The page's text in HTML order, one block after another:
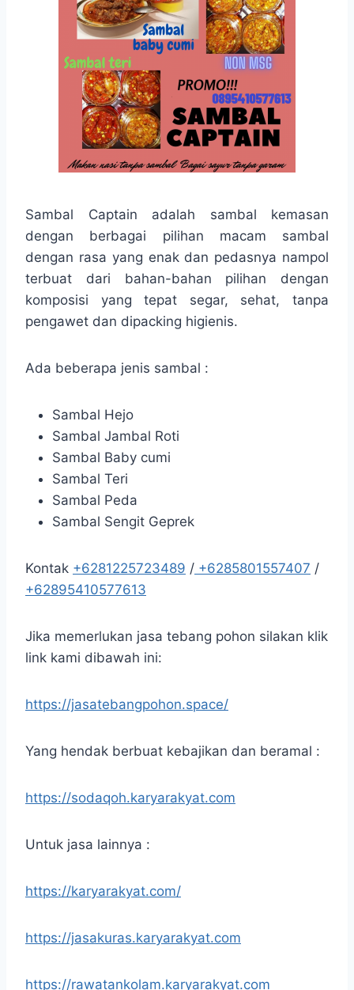
Sambal Captain adalah sambal kemasan
dengan berbagai pilihan macam sambal
dengan rasa yang enak dan pedasnya nampol
terbuat dari bahan-bahan pilihan dengan
komposisi yang tepat segar, sehat, tanpa
pengawet dan dipacking higienis.
Ada beberapa jenis sambal :
Sambal Hejo
Sambal Jambal Roti
Sambal Baby cumi
Sambal Teri
Sambal Peda
Sambal Sengit Geprek
Kontak +6281225723489 / +6285801557407 /
+62895410577613
Jika memerlukan jasa tebang pohon silakan klik
link kami dibawah ini:
https://jasatebangpohon.space/
Yang hendak berbuat kebajikan dan beramal :
https://sodaqoh.karyarakyat.com
Untuk jasa lainnya :
https://karyarakyat.com/
https://jasakuras.karyarakyat.com
https://rawatankolam.karyarakyat.com